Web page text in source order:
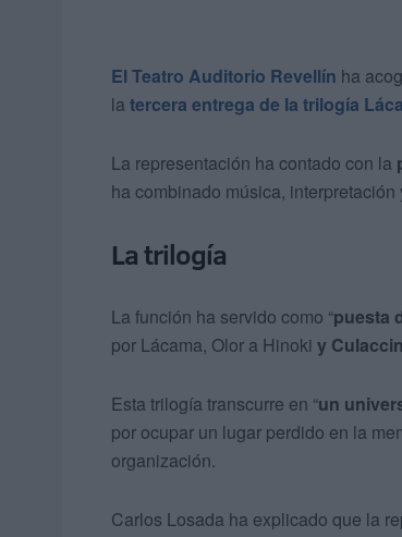
El Teatro Auditorio Revellín ha
la tercera entrega de la trilogía
La representación ha contado con la
ha combinado música, interpretación
La trilogía
La función ha servido como “puesta
por Lácama, Olor a Hinoki y
Esta trilogía transcurre en “un
por ocupar un lugar perdido en la
organización.
Carlos Losada ha explicado que la